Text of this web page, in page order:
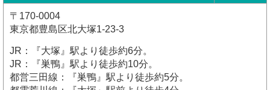
〒170-0004
東京都豊島区北大塚1-23-3
JR：『大塚』駅より徒歩約6分。
JR：『巣鴨』駅より徒歩約10分。
都営三田線：『巣鴨』駅より徒歩約5分。